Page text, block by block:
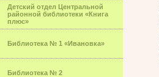
Детский отдел Центральной
районной библиотеки «Книга
плюс»
Библиотека № 1 «Ивановка»
Библиотека № 2